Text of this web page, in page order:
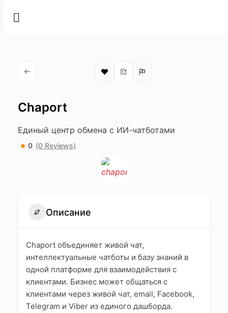
Chaport
Единый центр обмена с ИИ-чатботами
0 (0 Reviews)
Описание
Chaport объединяет живой чат,
интеллектуальные чатботы и базу знаний в
одной платформе для взаимодействия с
клиентами. Бизнес может общаться с
клиентами через живой чат, email, Facebook,
Telegram и Viber из единого дашборда.